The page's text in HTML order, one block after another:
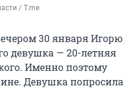
/ T.me
30 января Игорю
девушка — 20-летняя
Именно поэтому
Девушка попросила